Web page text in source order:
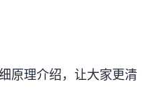
原理介绍，让大家更清